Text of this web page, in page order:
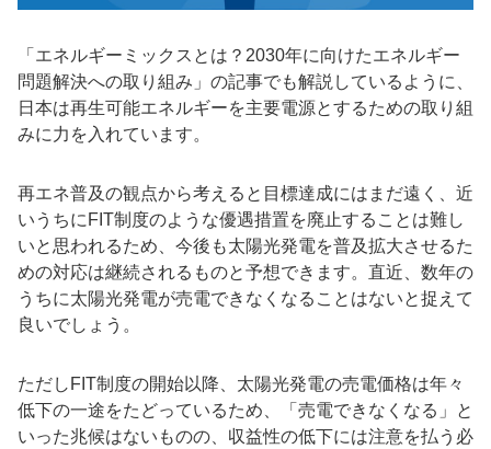
「エネルギーミックスとは？2030年に向けたエネルギー
問題解決への取り組み」の記事でも解説しているように、
日本は再生可能エネルギーを主要電源とするための取り組
みに力を入れています。
再エネ普及の観点から考えると目標達成にはまだ遠く、近
いうちにFIT制度のような優遇措置を廃止することは難し
いと思われるため、今後も太陽光発電を普及拡大させるた
めの対応は継続されるものと予想できます。直近、数年の
うちに太陽光発電が売電できなくなることはないと捉えて
良いでしょう。
ただしFIT制度の開始以降、太陽光発電の売電価格は年々
低下の一途をたどっているため、「売電できなくなる」と
いった兆候はないものの、収益性の低下には注意を払う必